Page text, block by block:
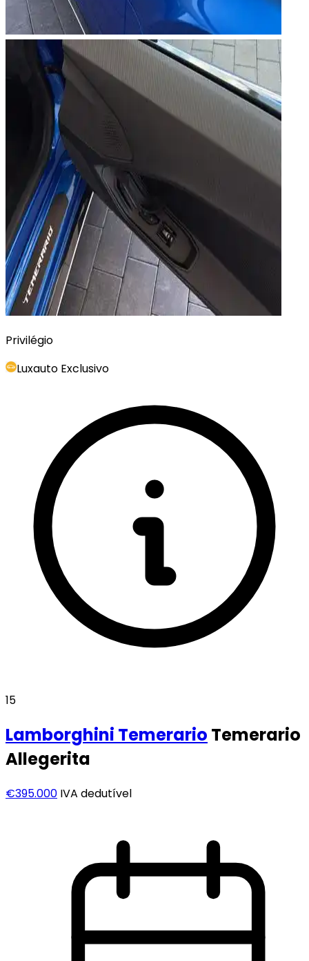
Privilégio
Luxauto Exclusivo
15
Lamborghini Temerario Temerario
Allegerita
€395.000 IVA dedutível